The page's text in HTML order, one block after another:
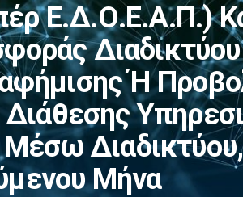
Ε.Δ.Ο.Ε.Α.Π.)
Διαδικτύου
Ή
Διαδικτύου,
Μήνα